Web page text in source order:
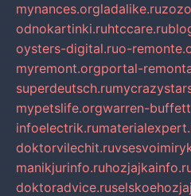
mynances.orgladalike.ru
odnokartinki.ruhtccare.ru
oysters-digital.ruo-
myremont.orgportal-
superdeutsch.ru
mypetslife.orgwarren-
infoelectrik.ru
doktorvilechit.ru
manikjurinfo.ru
doktoradvice.ru